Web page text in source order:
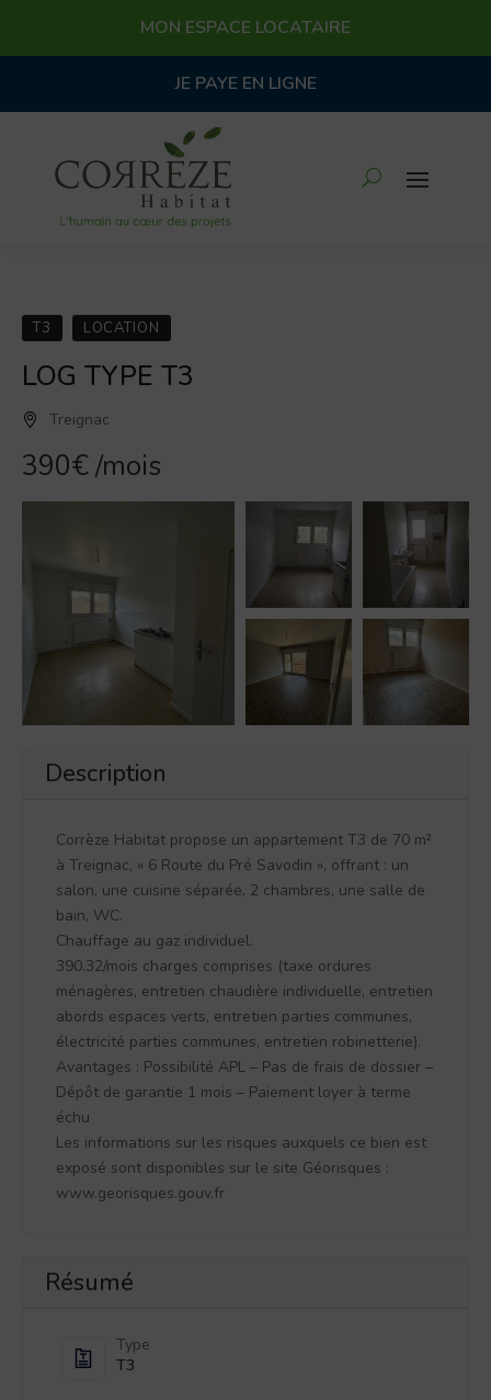
MON ESPACE LOCATAIRE
JE PAYE EN LIGNE
T3 LOCATION
LOG TYPE T3
Treignac
390€/mois
Description
Corrèze Habitat propose un appartement T3 de 70 m²
à Treignac, « 6 Route du Pré Savodin », offrant : un
salon, une cuisine séparée, 2 chambres, une salle de
bain, WC.
Chauffage au gaz individuel.
390.32/mois charges comprises (taxe ordures
ménagères, entretien chaudière individuelle, entretien
abords espaces verts, entretien parties communes,
électricité parties communes, entretien robinetterie).
Avantages : Possibilité APL – Pas de frais de dossier –
Dépôt de garantie 1 mois – Paiement loyer à terme
échu
Les informations sur les risques auxquels ce bien est
exposé sont disponibles sur le site Géorisques :
www.georisques.gouv.fr
Résumé
Type
T3